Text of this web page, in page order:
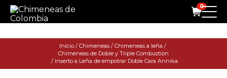
0
Inicio / Chimeneas / Chimeneas a leña /
Chimeneas de Doble y Triple Combustión
/ Inserto a Leña de empotrar Doble Cara Annika